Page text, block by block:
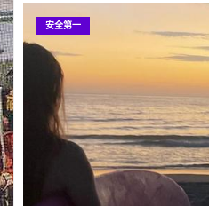
安全第一